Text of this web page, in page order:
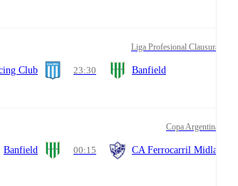
Liga Profesional Clausura
Club 23:30 Banfield
Copa Argentina
Banfield 00:15 CA Ferrocarril Midland